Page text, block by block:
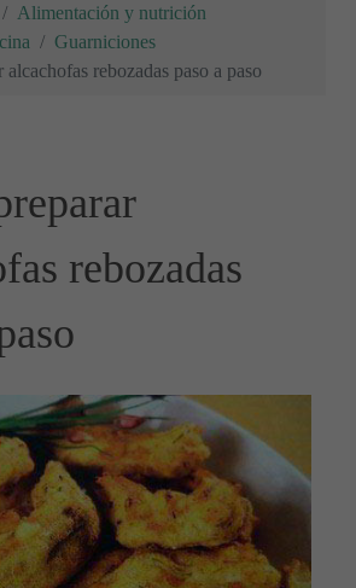
Alimentación y nutrición
Guarniciones
rebozadas paso a paso
rebozadas